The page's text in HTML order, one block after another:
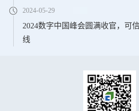
2024-05-29
2024数字中国峰会圆满收官，可
线